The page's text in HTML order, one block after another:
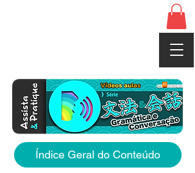
Índice Geral do Conteúdo